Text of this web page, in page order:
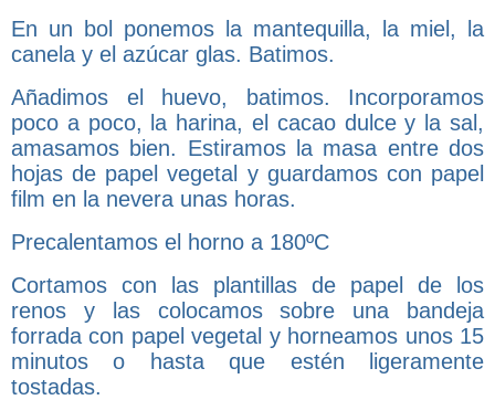
En un bol ponemos la mantequilla, la miel, la
canela y el azúcar glas. Batimos.
Añadimos el huevo, batimos. Incorporamos
poco a poco, la harina, el cacao dulce y la sal,
amasamos bien. Estiramos la masa entre dos
hojas de papel vegetal y guardamos con papel
film en la nevera unas horas.
Precalentamos el horno a 180ºC
Cortamos con las plantillas de papel de los
renos y las colocamos sobre una bandeja
forrada con papel vegetal y horneamos unos 15
minutos o hasta que estén ligeramente
tostadas.